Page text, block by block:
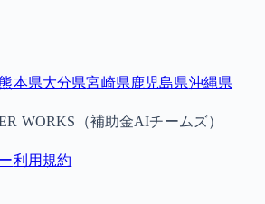
本県大分県宮崎県鹿児島県沖縄県
WORKS（補助金AIチームズ）
利用規約